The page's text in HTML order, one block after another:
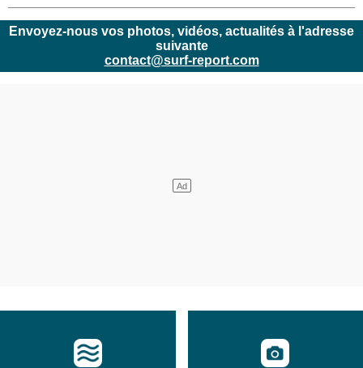
Envoyez-nous vos photos, vidéos, actualités à l'adresse
suivante
contact@surf-report.com